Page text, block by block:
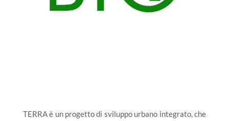
TERRA è un progetto di sviluppo urbano integrato, che